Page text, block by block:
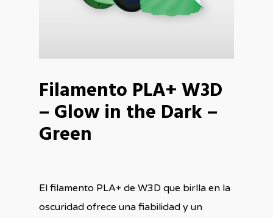
Filamento PLA+ W3D
– Glow in the Dark –
Green
El filamento PLA+ de W3D que birlla en la
oscuridad ofrece una fiabilidad y un